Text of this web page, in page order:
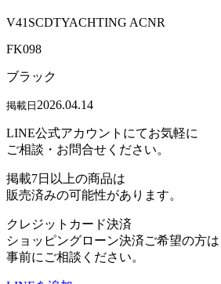
V41SCDTYACHTING ACNR
FK098
ブラック
掲載日 2026.04.14
LINE公式アカウントにてお気軽に
ご相談・お問合せください。
掲載7日以上の商品は
販売済みの可能性があります。
クレジットカード決済
ショッピングローン決済ご希望の方は
事前にご相談ください。